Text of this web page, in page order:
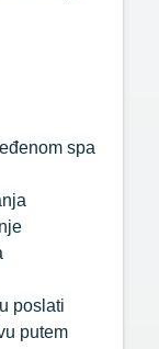
spa
poslati
putem